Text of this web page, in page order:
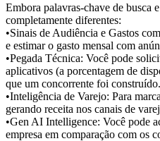
Embora palavras-chave de busca
completamente diferentes:
•Sinais de Audiência e Gastos
e estimar o gasto mensal com
•Pegada Técnica: Você pode
aplicativos (a porcentagem de
que um concorrente foi construído.
•Inteligência de Varejo: Para
gerando receita nos canais de
•Gen AI Intelligence: Você pode
empresa em comparação com os